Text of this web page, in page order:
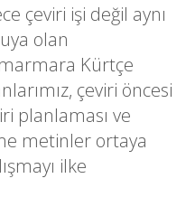
çeviri işi değil aynı
olan
Kürtçe
çeviri öncesi
planlaması ve
metinler ortaya
ilke